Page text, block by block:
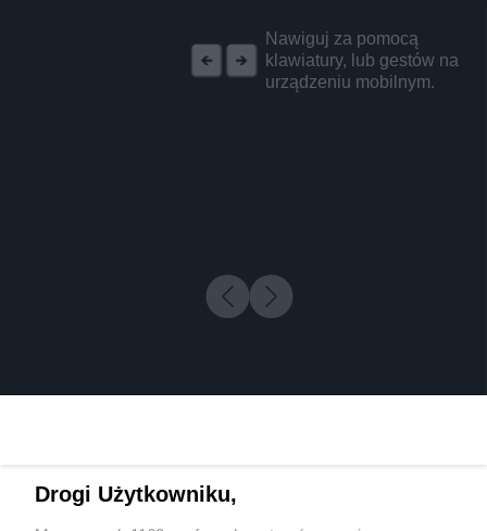
Nawiguj za pomocą
klawiatury, lub gestów na
urządzeniu mobilnym.
Drogi Użytkowniku,